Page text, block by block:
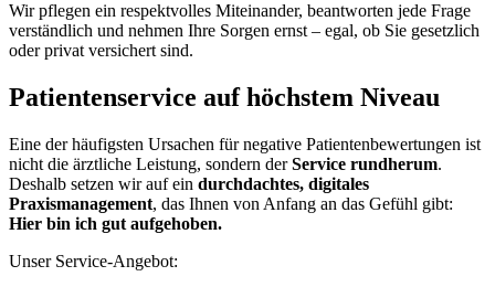
Wir pflegen ein respektvolles Miteinander, beantworten jede Frage
verständlich und nehmen Ihre Sorgen ernst – egal, ob Sie gesetzlich
oder privat versichert sind.
Patientenservice auf höchstem Niveau
Eine der häufigsten Ursachen für negative Patientenbewertungen ist
nicht die ärztliche Leistung, sondern derService rundherum.
Deshalb setzen wir auf ein durchdachtes, digitales
Praxismanagement, das Ihnen von Anfang an das Gefühl gibt:
Hier bin ich gut aufgehoben.
Unser Service-Angebot: